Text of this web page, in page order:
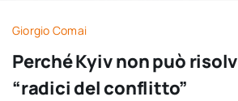
Giorgio Comai
Perché Kyiv non può
“radici del conflitto”